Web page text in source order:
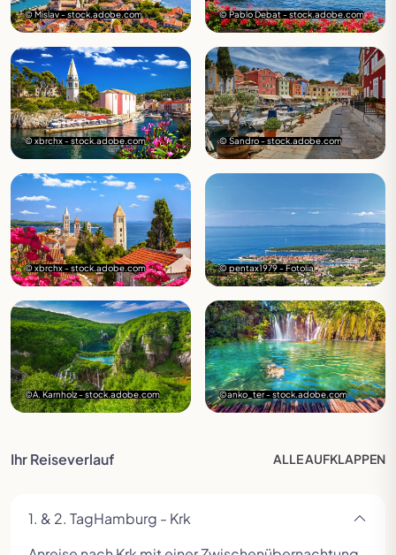
© Mislav - stock.adobe.com © Pablo Debat - stock.adobe.com
© xbrchx - stock.adobe.com © Sandro - stock.adobe.com
© xbrchx - stock.adobe.com © pentax1979 - Fotolia
©A. Karnholz - stock.adobe.com ©anko_ter - stock.adobe.com
Ihr Reiseverlauf ALLEAUFKLAPPEN
1. & 2. Tag​Hamburg - Krk